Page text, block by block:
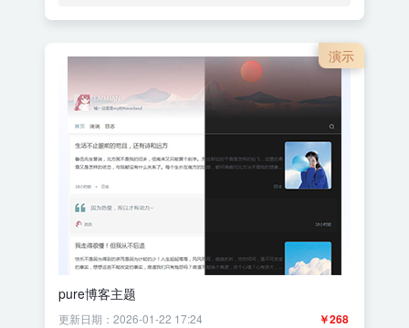
演示
pure博客主题
￥268
更新日期：2026-01-22 17:24